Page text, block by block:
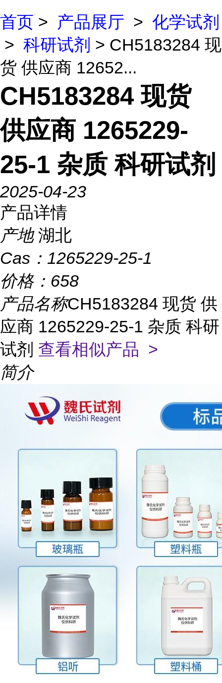
首页 > 产品展厅 > 化学试剂
> 科研试剂 > CH5183284 现
货 供应商 12652...
CH5183284 现货
供应商 1265229-
25-1 杂质 科研试剂
2025-04-23
产品详情
产地 湖北
Cas： 1265229-25-1
价格： 658
产品名称CH5183284 现货 供
应商 1265229-25-1 杂质 科研
试剂 查看相似产品 >
简介